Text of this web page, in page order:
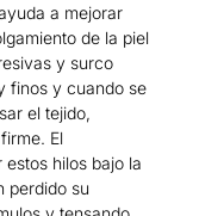
a mejorar
de la piel
y surco
finos y cuando se
el tejido,
El
hilos bajo la
perdido su